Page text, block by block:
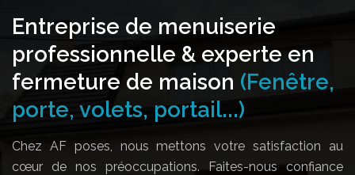
Entreprise de menuiserie
professionnelle & experte en
fermeture de maison (Fenêtre,
porte, volets, portail...)
Chez AF poses, nous mettons votre satisfaction au
cœur de nos préoccupations. Faites-nous confiance